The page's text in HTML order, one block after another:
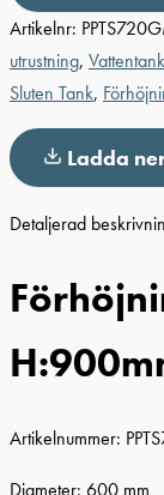
Artikelnr:
utrustning,
Sluten Tank,
Ladda
Detaljerad
Artikelnummer:
Diameter: 600 mm